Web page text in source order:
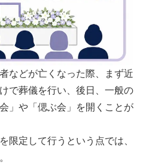
などが亡くなった際、まず近
で葬儀を行い、後日、一般の
」や「偲ぶ会」を開くことが
限定して行うという点では、